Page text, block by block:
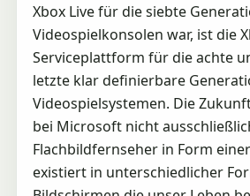
Xbox Live für die siebte
Videospielkonsolen war, ist die
Serviceplattform für die achte
letzte klar definierbare
Videospielsystemen. Die
bei Microsoft nicht
Flachbildfernseher in Form
existiert in unterschiedlicher